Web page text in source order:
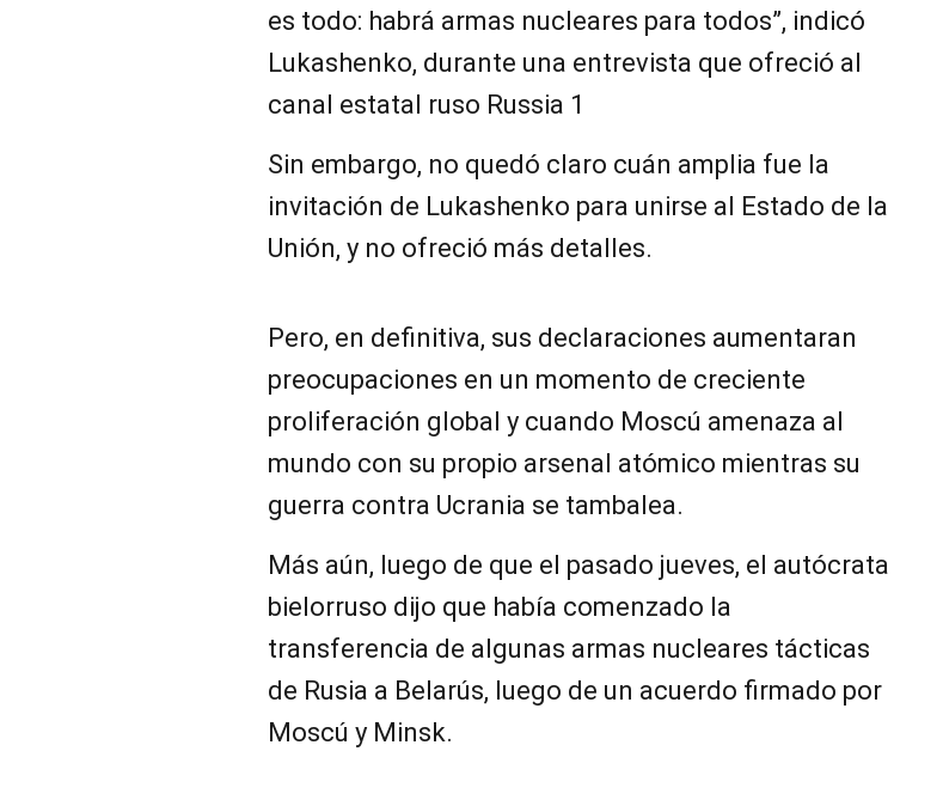
es todo: habrá armas nucleares para todos”, indicó
Lukashenko, durante una entrevista que ofreció al
canal estatal ruso Russia 1
Sin embargo, no quedó claro cuán amplia fue la
invitación de Lukashenko para unirse al Estado de la
Unión, y no ofreció más detalles.
Pero, en definitiva, sus declaraciones aumentaran
preocupaciones en un momento de creciente
proliferación global y cuando Moscú amenaza al
mundo con su propio arsenal atómico mientras su
guerra contra Ucrania se tambalea.
Más aún, luego de que el pasado jueves, el autócrata
bielorruso dijo que había comenzado la
transferencia de algunas armas nucleares tácticas
de Rusia a Belarús, luego de un acuerdo firmado por
Moscú y Minsk.